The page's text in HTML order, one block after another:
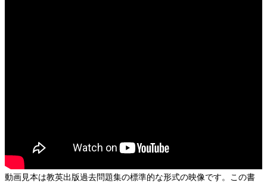
動画見本は教英出版過去問題集の標準的な形式の映像です。この書